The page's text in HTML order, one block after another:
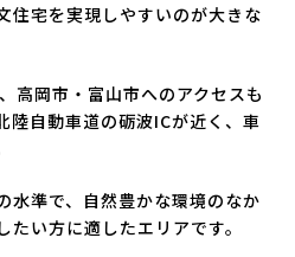
住宅を実現しやすいのが大きな
高岡市・富山市へのアクセスも
陸自動車道の砺波ICが近く、車
水準で、自然豊かな環境のなか
い方に適したエリアです。